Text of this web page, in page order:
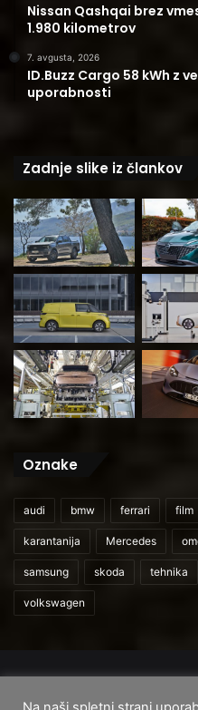
Nissan Qashqai brez
1.980 kilometrov
7. avgusta, 2026
ID.Buzz Cargo 58 kWh z
uporabnosti
Zadnje slike iz člankov
Oznake
audi bmw ferrari film
karantanija Mercedes
samsung skoda tehnika
volkswagen